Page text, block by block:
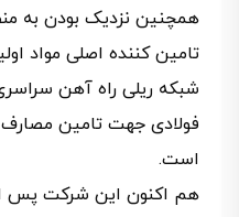
همچنین نزدیک بودن به
تامین کننده اصلی مواد
شبکه ریلی راه آهن
فولادی جهت تامین مصارف
است.
هم اکنون این شرکت پس